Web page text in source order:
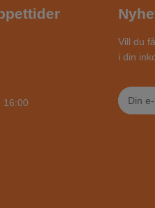
16:00
Vill du
i din